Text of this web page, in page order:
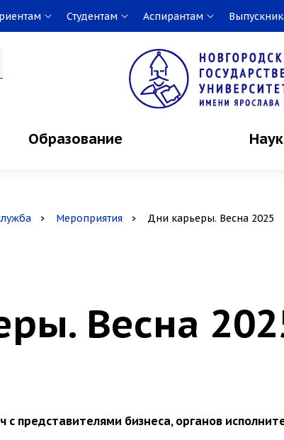
Студентам Аспирантам
Образование
Мероприятия Дни карьеры. Весна 2025
Весна
с представителями бизнеса, органов